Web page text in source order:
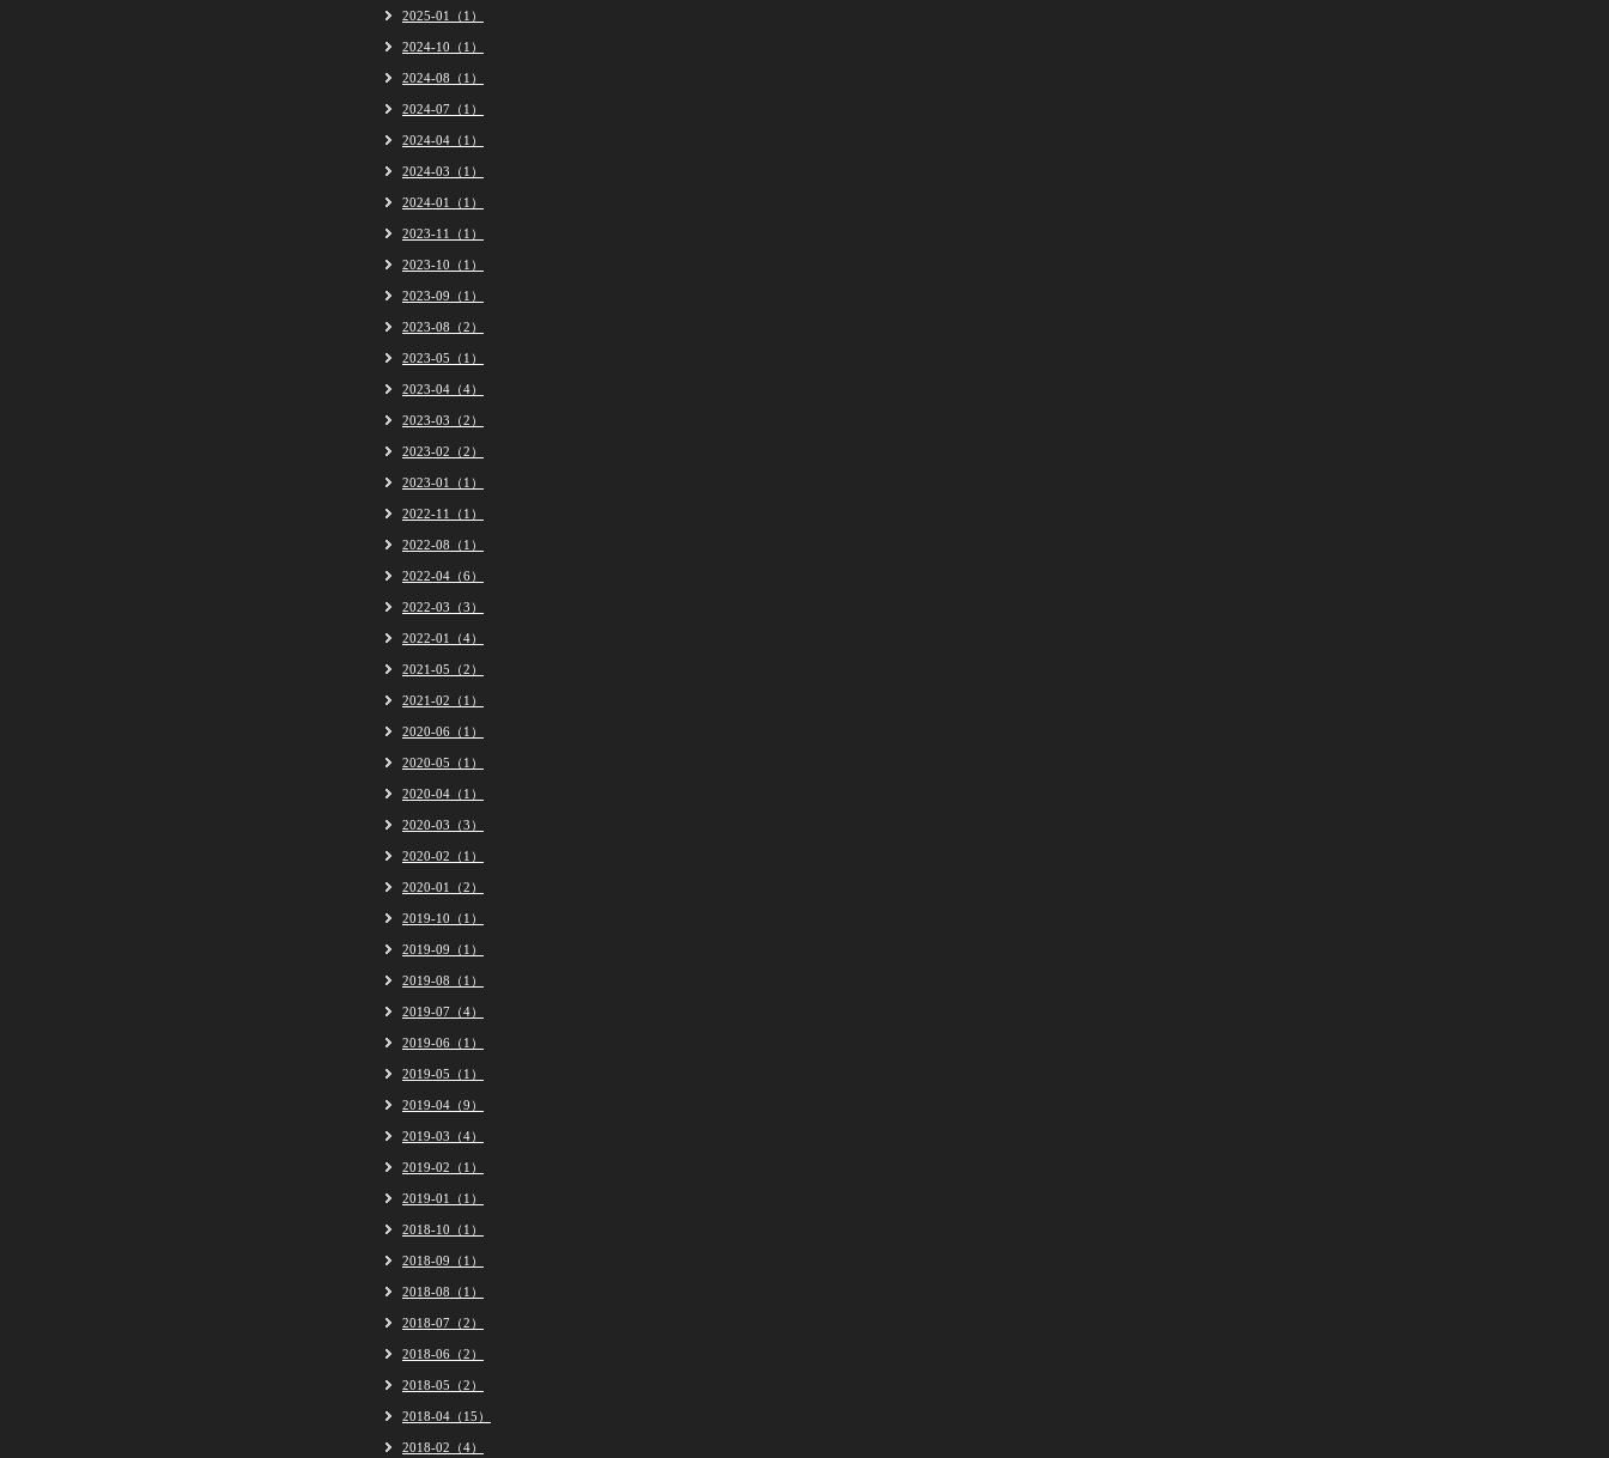
2025-01（1）
2024-10（1）
2024-08（1）
2024-07（1）
2024-04（1）
2024-03（1）
2024-01（1）
2023-11（1）
2023-10（1）
2023-09（1）
2023-08（2）
2023-05（1）
2023-04（4）
2023-03（2）
2023-02（2）
2023-01（1）
2022-11（1）
2022-08（1）
2022-04（6）
2022-03（3）
2022-01（4）
2021-05（2）
2021-02（1）
2020-06（1）
2020-05（1）
2020-04（1）
2020-03（3）
2020-02（1）
2020-01（2）
2019-10（1）
2019-09（1）
2019-08（1）
2019-07（4）
2019-06（1）
2019-05（1）
2019-04（9）
2019-03（4）
2019-02（1）
2019-01（1）
2018-10（1）
2018-09（1）
2018-08（1）
2018-07（2）
2018-06（2）
2018-05（2）
2018-04（15）
2018-02（4）